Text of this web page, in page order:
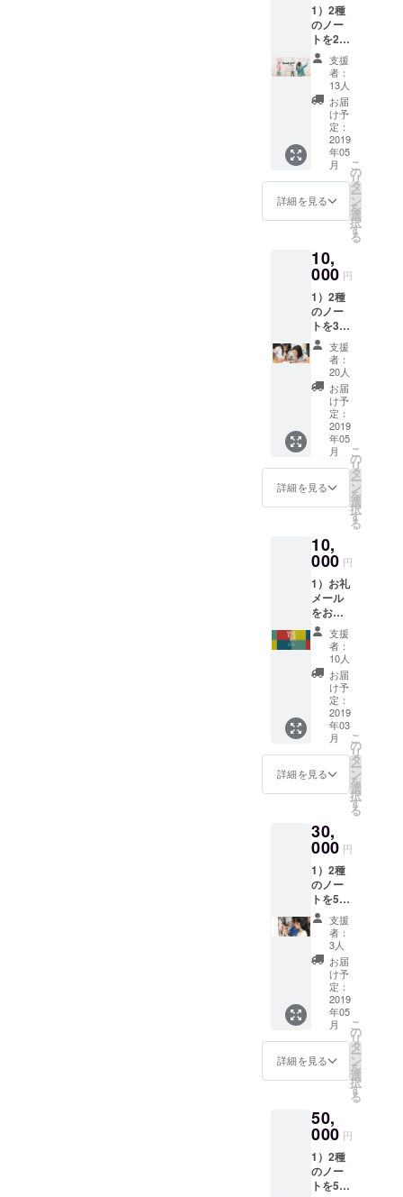
1）2種
のノー
トを2冊
ずつお
送りい
たしま
す。
WiSE
KiDS
LaB
キッズ
手書き
のお礼
メッ
セージ
りいた
しま
す。
支援
者：
13人
お届
け予
定：
2019
年05
月
詳細を見る
こ
の
リ
タ
ー
ン
を
選
択
す
る
10,
000 円
1）2種
のノー
トを3冊
ずつお
送りい
たしま
す。
WiSE
KiDS
LaB
キッズ
手書き
のお礼
メッ
セージ
りいた
しま
す。
3）親子
ワーク
ショッ
プ参加
チケッ
ト（1回
1組分）
をお送
りいた
しま
す。
※2019
年5月～
2020年
地域付
近で開
催する
ワーク
ショッ
プでご
利用い
ただけ
ます。
開催場
所・日
時詳細
はクラ
ウド
ファン
ディン
グ終了
案内い
たしま
支援
者：
20人
お届
け予
定：
2019
年05
月
詳細を見る
こ
の
リ
タ
ー
ン
を
選
択
す
る
10,
000 円
1）お礼
メール
をお送
りいた
しま
す。
2）
facebo
ok・
ホーム
ページ
にてご
希望者
様のお
名前・
会社名
させて
いただ
きま
す。 ※
ご支援
時、必
ず備考
欄にご
希望の
お名前
をご記
入くだ
さい。
ご記入
のない
場合は
CAMPF
を掲載
いたし
ますの
で、予
めご了
承くだ
支援
者：
10人
お届
け予
定：
2019
年03
月
詳細を見る
こ
の
リ
タ
ー
ン
を
選
択
す
る
30,
000 円
1）2種
のノー
トを5冊
ずつお
送りい
たしま
す。
WiSE
KiDS
LaB
キッズ
手書き
のお礼
メッ
セージ
りいた
しま
す。
3）親子
ワーク
ショッ
支援
者：
3人
お届
け予
定：
2019
年05
月
詳細を見る
こ
の
リ
タ
ー
ン
を
選
択
す
る
50,
000 円
1）2種
のノー
トを5冊